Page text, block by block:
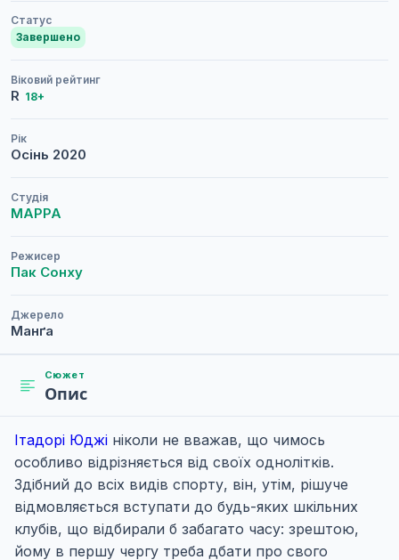
Статус
Завершено
Віковий рейтинг
R 18+
Рік
Осінь 2020
Студія
MAPPA
Режисер
Пак Сонху
Джерело
Манґа
Сюжет
Опис
Ітадорі Юджі ніколи не вважав, що чимось
особливо відрізняється від своїх однолітків.
Здібний до всіх видів спорту, він, утім, рішуче
відмовляється вступати до будь-яких шкільних
клубів, що відбирали б забагато часу: зрештою,
йому в першу чергу треба дбати про свого